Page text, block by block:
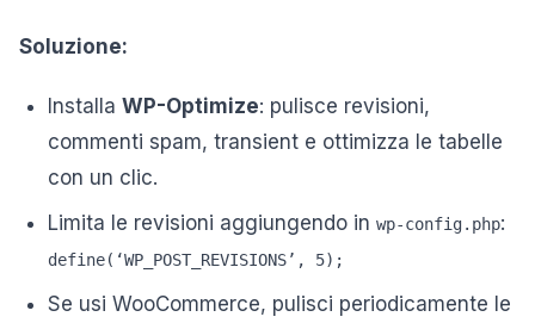
Soluzione:
Installa WP-Optimize: pulisce revisioni,
commenti spam, transient e ottimizza le tabelle
con un clic.
Limita le revisioni aggiungendo in wp-config.php:
define(‘WP_POST_REVISIONS’, 5);
Se usi WooCommerce, pulisci periodicamente le